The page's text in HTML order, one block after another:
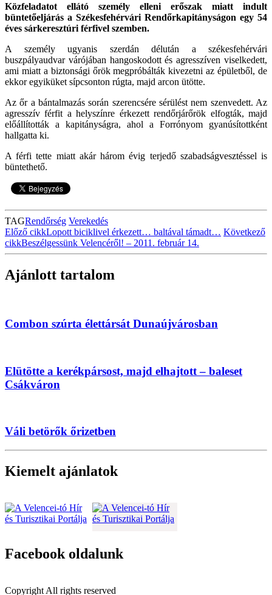
Közfeladatot ellátó személy elleni erőszak miatt indult
büntetőeljárás a Székesfehérvári Rendőrkapitányságon egy 54
éves sárkeresztúri férfivel szemben.
A személy ugyanis szerdán délután a székesfehérvári
buszpályaudvar várójában hangoskodott és agresszíven viselkedett,
ami miatt a biztonsági őrök megpróbálták kivezetni az épületből, de
ekkor egyiküket sípcsonton rúgta, majd arcon ütötte.
Az őr a bántalmazás során szerencsére sérülést nem szenvedett. Az
agresszív férfit a helyszínre érkezett rendőrjárőrök elfogták, majd
előállították a kapitányságra, ahol a Forrónyom gyanúsítottként
hallgatta ki.
A férfi tette miatt akár három évig terjedő szabadságvesztéssel is
büntethető.
TAGRendőrség Verekedés
Előző cikkLopott biciklivel érkezett… baltával támadt… Következő
cikkBeszélgessünk Velencéről! – 2011. február 14.
Ajánlott tartalom
Combon szúrta élettársát Dunaújvárosban
Elütötte a kerékpársost, majd elhajtott – baleset
Csákváron
Váli betörők őrizetben
Kiemelt ajánlatok
Facebook oldalunk
Copyright All rights reserved